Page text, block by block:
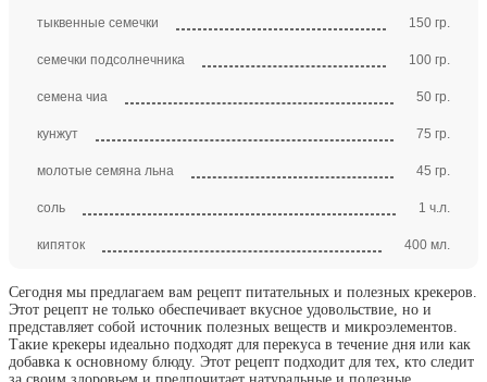
тыквенные семечки 150 гр.
семечки подсолнечника 100 гр.
семена чиа 50 гр.
кунжут 75 гр.
молотые семяна льна 45 гр.
соль 1 ч.л.
кипяток 400 мл.
Сегодня мы предлагаем вам рецепт питательных и полезных крекеров.
Этот рецепт не только обеспечивает вкусное удовольствие, но и
представляет собой источник полезных веществ и микроэлементов.
Такие крекеры идеально подходят для перекуса в течение дня или как
добавка к основному блюду. Этот рецепт подходит для тех, кто следит